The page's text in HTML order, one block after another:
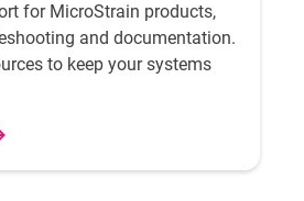
for MicroStrain products,
and documentation.
to keep your systems